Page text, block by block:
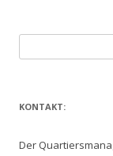
nach:
KONTAKT:
Der